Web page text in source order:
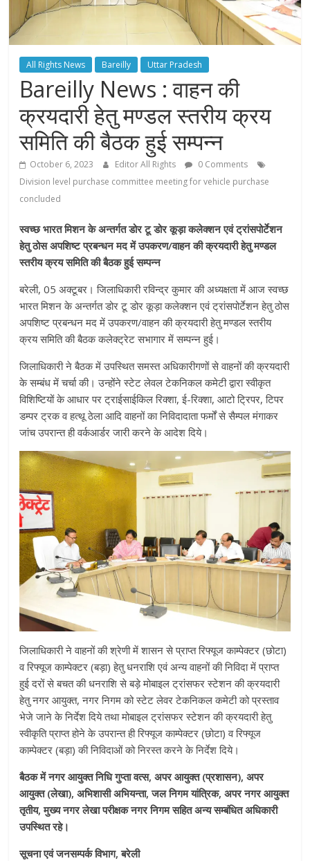
All Rights News Bareilly Uttar Pradesh
Bareilly News : वाहन की
क्रयदारी हेतु मण्डल स्तरीय क्रय
समिति की बैठक हुई सम्पन्न
October 6, 2023 Editor All Rights
0 Comments
Division level purchase committee meeting for vehicle purchase
concluded
स्वच्छ भारत मिशन के अन्तर्गत डोर टू डोर कूड़ा कलेक्शन एवं ट्रांसपोर्टेशन
हेतु ठोस अपशिष्ट प्रबन्धन मद में उपकरण/वाहन की क्रयदारी हेतु मण्डल
स्तरीय क्रय समिति की बैठक हुई सम्पन्न
बरेली, 05 अक्टूबर। जिलाधिकारी रविन्द्र कुमार की अध्यक्षता में आज स्वच्छ
भारत मिशन के अन्तर्गत डोर टू डोर कूड़ा कलेक्शन एवं ट्रांसपोर्टेशन हेतु ठोस
अपशिष्ट प्रबन्धन मद में उपकरण/वाहन की क्रयदारी हेतु मण्डल स्तरीय
क्रय समिति की बैठक कलेक्ट्रेट सभागार में सम्पन्न हुई।
जिलाधिकारी ने बैठक में उपस्थित समस्त अधिकारीगणों से वाहनों की क्रयदारी
के सम्बंध में चर्चा की। उन्होंने स्टेट लेवल टेकनिकल कमेटी द्वारा स्वीकृत
विशिष्टियों के आधार पर ट्राईसाईकिल रिक्शा, ई-रिक्शा, आटो ट्रिपर, टिपर
डम्पर ट्रक व हत्थू ठेला आदि वाहनों का निविदादाता फर्मों से सैम्पल मंगाकर
जांच उपरान्त ही वर्कआर्डर जारी करने के आदेश दिये।
जिलाधिकारी ने वाहनों की श्रेणी में शासन से प्राप्त रिफ्यूज काम्पेक्टर (छोटा)
व रिफ्यूज काम्पेक्टर (बड़ा) हेतु धनराशि एवं अन्य वाहनों की निविदा में प्राप्त
हुई दरों से बचत की धनराशि से बड़े मोबाइल ट्रांसफर स्टेशन की क्रयदारी
हेतु नगर आयुक्त, नगर निगम को स्टेट लेवर टेकनिकल कमेटी को प्रस्ताव
भेजे जाने के निर्देश दिये तथा मोबाइल ट्रांसफर स्टेशन की क्रयदारी हेतु
स्वीकृति प्राप्त होने के उपरान्त ही रिफ्यूज काम्पेक्टर (छोटा) व रिफ्यूज
काम्पेक्टर (बड़ा) की निविदाओं को निरस्त करने के निर्देश दिये।
बैठक में नगर आयुक्त निधि गुप्ता वत्स, अपर आयुक्त (प्रशासन), अपर
आयुक्त (लेखा), अभिशासी अभियन्ता, जल निगम यांत्रिक, अपर नगर आयुक्त
तृतीय, मुख्य नगर लेखा परीक्षक नगर निगम सहित अन्य सम्बंधित अधिकारी
उपस्थित रहे।
सूचना एवं जनसम्पर्क विभाग, बरेली